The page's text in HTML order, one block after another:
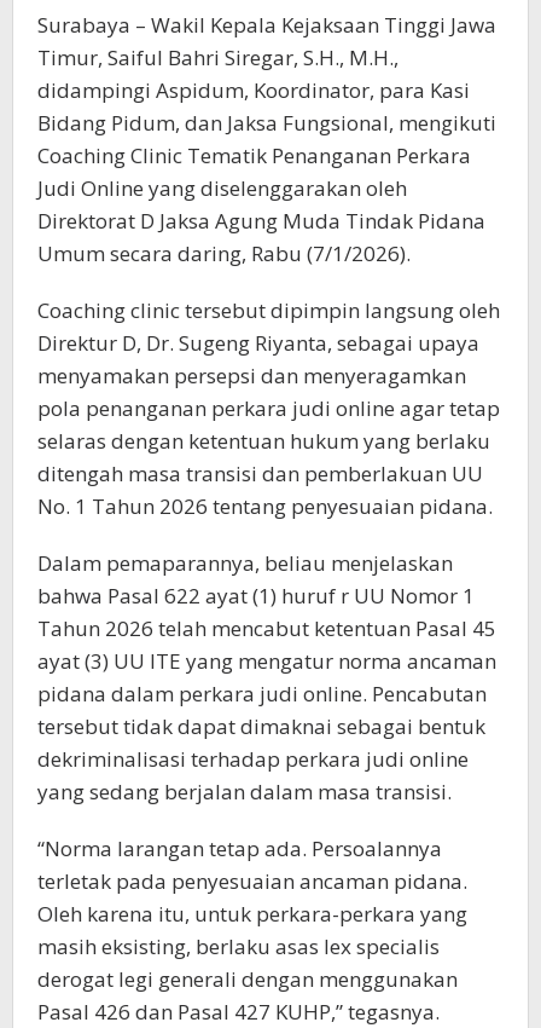
Surabaya – Wakil Kepala Kejaksaan Tinggi Jawa
Timur, Saiful Bahri Siregar, S.H., M.H.,
didampingi Aspidum, Koordinator, para Kasi
Bidang Pidum, dan Jaksa Fungsional, mengikuti
Coaching Clinic Tematik Penanganan Perkara
Judi Online yang diselenggarakan oleh
Direktorat D Jaksa Agung Muda Tindak Pidana
Umum secara daring, Rabu (7/1/2026).
Coaching clinic tersebut dipimpin langsung oleh
Direktur D, Dr. Sugeng Riyanta, sebagai upaya
menyamakan persepsi dan menyeragamkan
pola penanganan perkara judi online agar tetap
selaras dengan ketentuan hukum yang berlaku
ditengah masa transisi dan pemberlakuan UU
No. 1 Tahun 2026 tentang penyesuaian pidana.
Dalam pemaparannya, beliau menjelaskan
bahwa Pasal 622 ayat (1) huruf r UU Nomor 1
Tahun 2026 telah mencabut ketentuan Pasal 45
ayat (3) UU ITE yang mengatur norma ancaman
pidana dalam perkara judi online. Pencabutan
tersebut tidak dapat dimaknai sebagai bentuk
dekriminalisasi terhadap perkara judi online
yang sedang berjalan dalam masa transisi.
“Norma larangan tetap ada. Persoalannya
terletak pada penyesuaian ancaman pidana.
Oleh karena itu, untuk perkara-perkara yang
masih eksisting, berlaku asas lex specialis
derogat legi generali dengan menggunakan
Pasal 426 dan Pasal 427 KUHP,” tegasnya.